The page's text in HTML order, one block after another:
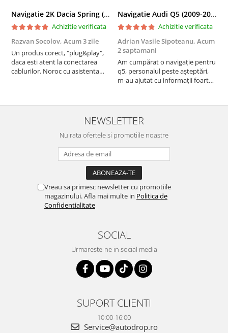
Navigatie 2K Dacia Spring (2021- Prezent), Android, S-Quadcore / 4GB RAM + 64GB ROM, 9.5 Inch - AD-BGS90042K+AD-BGRKIT366V4s
Achizitie verificata
Razvan Socolov, Acum 3 zile
Un produs corect, "plug&play",
daca esti atent la conectarea
cablurilor. Noroc cu asistenta
atras atentia ca nu era conectat
cablul de video de la camera
Navigatie Audi Q5 (2009-2017), Linux OS & OEM, MMI 3G, CarPlay & Android Auto Wireless, MirrorLink, Camera AHD, 12.3 Inch - AD-BGAALNXH+AD-BGRKITQ5002
Achizitie verificata
Adrian Vasile Sipoteanu, Acum
2 saptamani
Am cumpărat o navigație pentru
q5, personalul peste așteptări,
m-au ajutat cu informații foarte
serviabili, livrare rapidă, suport
tehnic, totul impecabil, o să revin
la ei și pentru vi...
NEWSLETTER
Nu rata ofertele si promotiile noastre
Vreau sa primesc newsletter cu promotiile
magazinului. Afla mai multe in Politica de
Confidentialitate
SOCIAL
Urmareste-ne in social media
SUPORT CLIENTI
10:00-16:00
Service@autodrop.ro